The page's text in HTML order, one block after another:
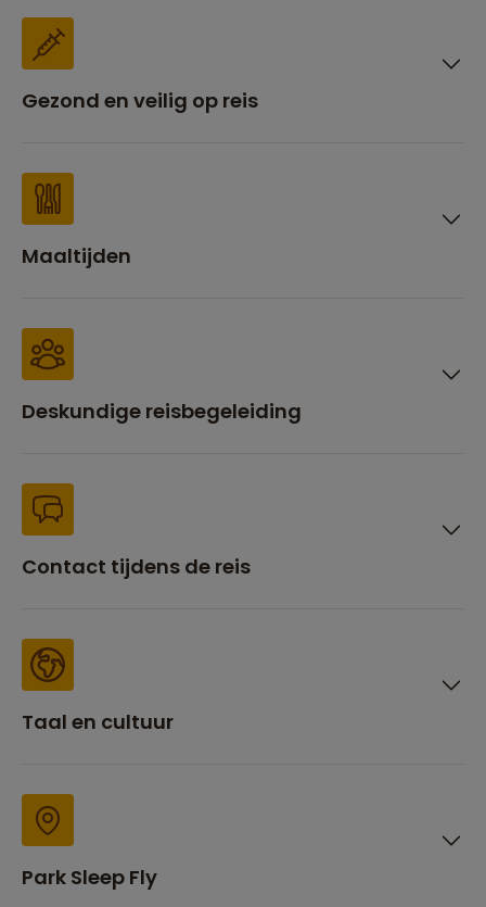
Gezond en veilig op reis
Maaltijden
Deskundige reisbegeleiding
Contact tijdens de reis
Taal en cultuur
Park Sleep Fly